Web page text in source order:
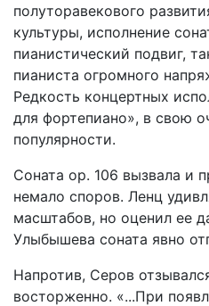
полуторавекового
культуры, исполнение
пианистический подвиг,
пианиста огромного
Редкость концертных
для фортепиано», в свою
популярности.
Соната ор. 106 вызвала и
немало споров. Ленц
масштабов, но оценил ее
Улыбышева соната явно
Напротив, Серов
восторженно. «...При